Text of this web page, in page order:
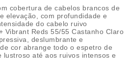
cobertura de cabelos brancos de
elevação, com profundidade e
do cabelo ruivo
Vibrant Reds 55/55 Castanho Claro
deslumbrante e
cor abrange todo o espetro de
lustroso até aos ruivos intensos e